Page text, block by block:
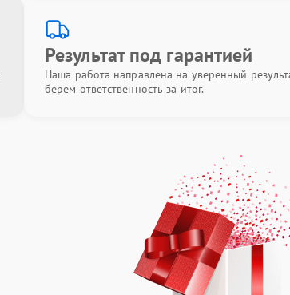
Результат под гарантией
Наша работа направлена на уверенный
берём ответственность за итог.